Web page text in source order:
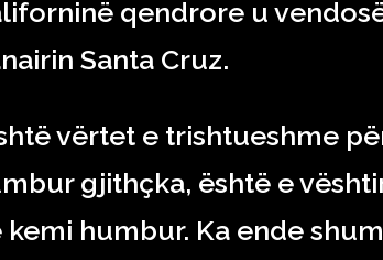
qendrore u
Santa Cruz.
vërtet e trishtueshme
gjithçka, është e
kemi humbur. Ka ende